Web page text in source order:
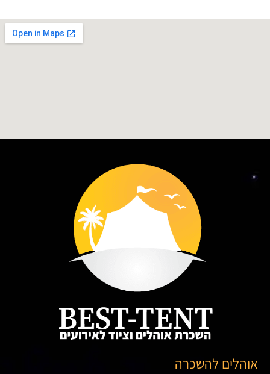
אוהלים להשכרה